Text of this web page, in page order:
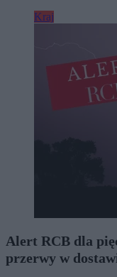
Kraj
Alert RCB dla
przerwy w